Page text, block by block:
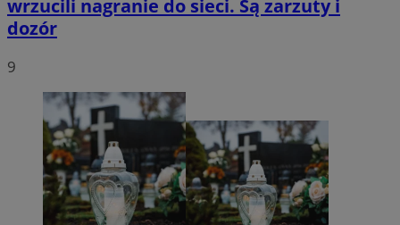
wrzucili nagranie do sieci. Są zarzuty i
dozór
9